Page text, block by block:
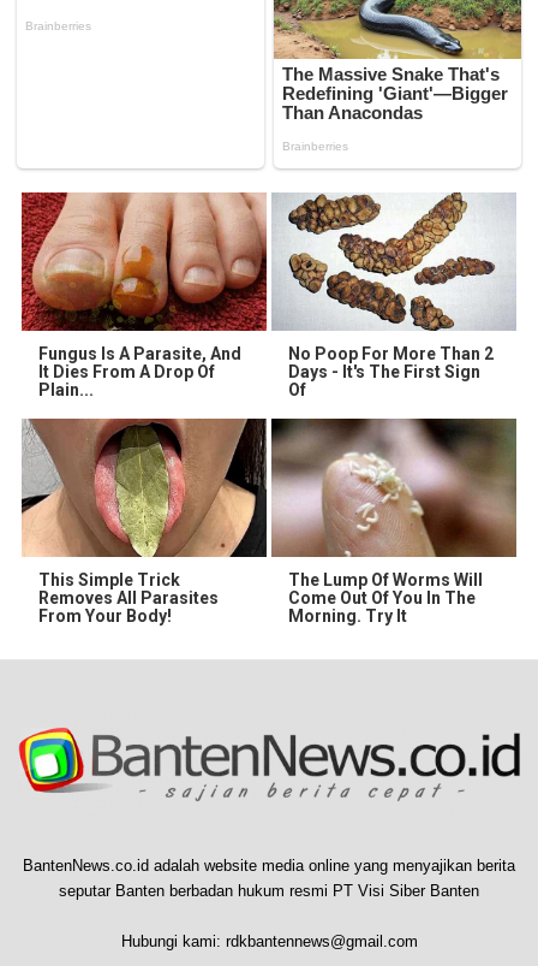
Fungus Is A Parasite, And
It Dies From A Drop Of
Plain...
No Poop For More Than 2
Days - It's The First Sign
Of
This Simple Trick
Removes All Parasites
From Your Body!
The Lump Of Worms Will
Come Out Of You In The
Morning. Try It
BantenNews.co.id adalah website media online yang menyajikan berita
seputar Banten berbadan hukum resmi PT Visi Siber Banten
Hubungi kami: rdkbantennews@gmail.com